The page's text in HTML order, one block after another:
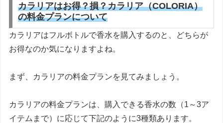
カラリアはお得？損？カラリア（COLORIA）
の料金プランについて
カラリアはフルボトルで香水を購入するのと、どちらが
お得なのか気になりますよね。
まず、カラリアの料金プランを見てみましょう。
カラリアの料金プランは、購入できる香水の数（1～3ア
イテムまで）に応じて下記のように3種類あります。